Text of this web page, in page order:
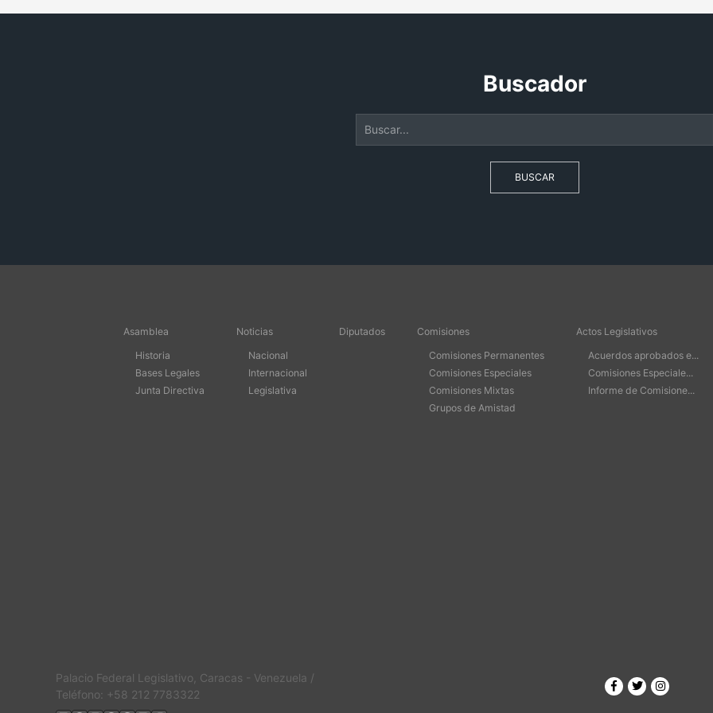
Buscador
BUSCAR
Asamblea
Historia
Bases Legales
Junta Directiva
Noticias
Nacional
Internacional
Legislativa
Diputados
Comisiones
Comisiones Permanentes
Comisiones Especiales
Comisiones Mixtas
Grupos de Amistad
Actos Legislativos
Acuerdos aprobados e...
Comisiones Especiale...
Informe de Comisione...
Palacio Federal Legislativo, Caracas - Venezuela /
Teléfono: +58 212 7783322